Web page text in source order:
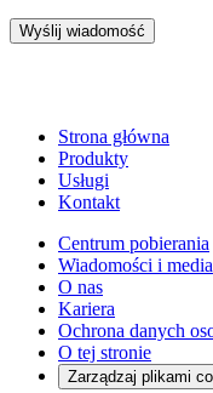
Wyślij wiadomość
Strona główna
Produkty
Usługi
Kontakt
Centrum pobierania
Wiadomości i media
O nas
Kariera
Ochrona danych
O tej stronie
Zarządzaj plikami